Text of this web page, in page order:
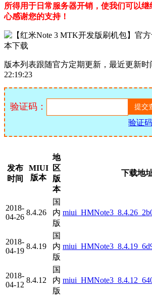
所得用于日常服务器开销，使我们可以
心感谢您的支持！
版本列表跟随官方定期更新，最近更新时
22:19:23
验证码：
验证
发布
时间
MIUI
版本
地
区
版
本
下载地
2018-
04-26
8.4.26
国
内
版
2018-
04-19
8.4.19
国
内
版
2018-
04-12
8.4.12
国
内
版